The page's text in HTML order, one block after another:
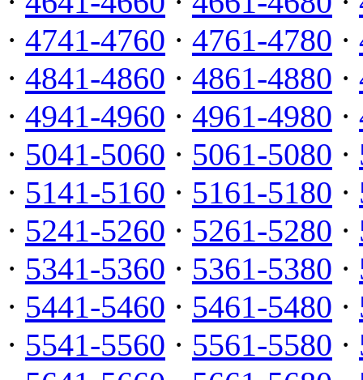
· 4741-4760 · 4761-4780 ·
· 4841-4860 · 4861-4880 ·
· 4941-4960 · 4961-4980 ·
· 5041-5060 · 5061-5080 ·
· 5141-5160 · 5161-5180 ·
· 5241-5260 · 5261-5280 ·
· 5341-5360 · 5361-5380 ·
· 5441-5460 · 5461-5480 ·
· 5541-5560 · 5561-5580 ·